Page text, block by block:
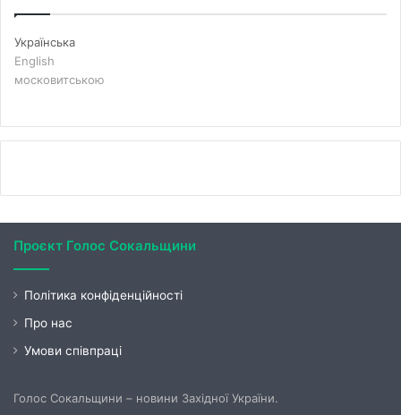
Українська
English
московитською
Проєкт Голос Сокальщини
Політика конфіденційності
Про нас
Умови співпраці
Голос Сокальщини – новини Західної України.